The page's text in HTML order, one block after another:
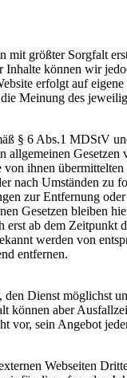
mit größter Sorgfalt
können wir
erfolgt auf
Meinung des
§ 6 Abs.1 MDStV
allgemeinen
ihnen übermittelten
nach Umständen zu
zur Entfernung
Gesetzen bleiben
erst ab dem Zeitpunkt
werden von
entfernen.
Dienst möglichst
können aber
vor, sein Angebot
Webseiten